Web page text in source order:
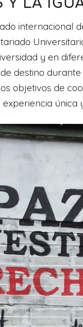
LA
internacional
y en
destino
objetivos de
única